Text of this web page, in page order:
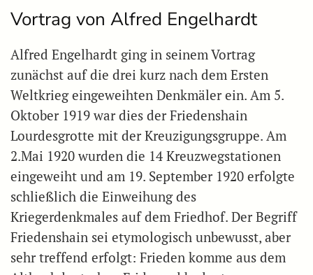
Vortrag von Alfred Engelhardt
Alfred Engelhardt ging in seinem Vortrag
zunächst auf die drei kurz nach dem Ersten
Weltkrieg eingeweihten Denkmäler ein. Am 5.
Oktober 1919 war dies der Friedenshain
Lourdesgrotte mit der Kreuzigungsgruppe. Am
2.Mai 1920 wurden die 14 Kreuzwegstationen
eingeweiht und am 19. September 1920 erfolgte
schließlich die Einweihung des
Kriegerdenkmales auf dem Friedhof. Der Begriff
Friedenshain sei etymologisch unbewusst, aber
sehr treffend erfolgt: Frieden komme aus dem